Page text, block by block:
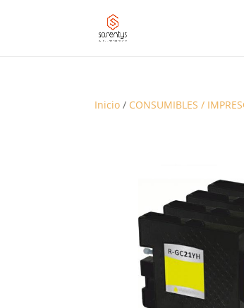
Inicio / CONSUMIBLES /